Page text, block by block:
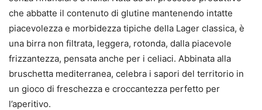
che abbatte il contenuto di glutine mantenendo intatte
piacevolezza e morbidezza tipiche della Lager classica, è
una birra non filtrata, leggera, rotonda, dalla piacevole
frizzantezza, pensata anche per i celiaci. Abbinata alla
bruschetta mediterranea, celebra i sapori del territorio in
un gioco di freschezza e croccantezza perfetto per
l’aperitivo.